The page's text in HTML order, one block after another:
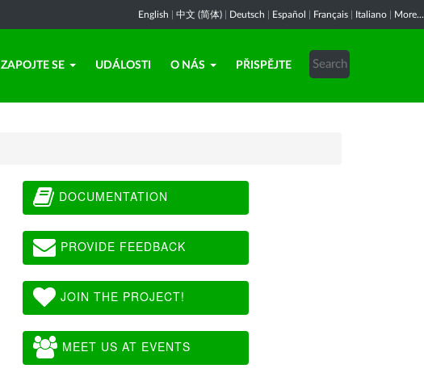
English 中文 (简体) Deutsch Español Français Italiano More...
ZAPOJTE SE UDÁLOSTI O NÁS PŘISPĚJTE
DOCUMENTATION
PROVIDE FEEDBACK
JOIN THE PROJECT!
MEET US AT EVENTS